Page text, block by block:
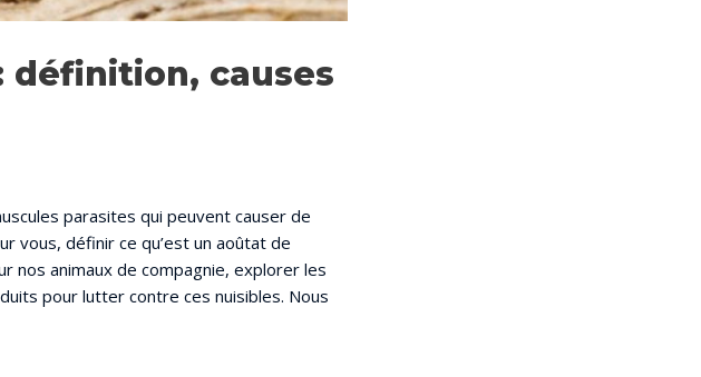
définition, causes
parasites qui peuvent causer de
vous, définir ce qu’est un aoûtat de
nos animaux de compagnie, explorer les
pour lutter contre ces nuisibles. Nous